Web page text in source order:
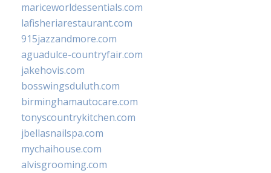
mariceworldessentials.com
lafisheriarestaurant.com
915jazzandmore.com
aguadulce-countryfair.com
jakehovis.com
bosswingsduluth.com
birminghamautocare.com
tonyscountrykitchen.com
jbellasnailspa.com
mychaihouse.com
alvisgrooming.com